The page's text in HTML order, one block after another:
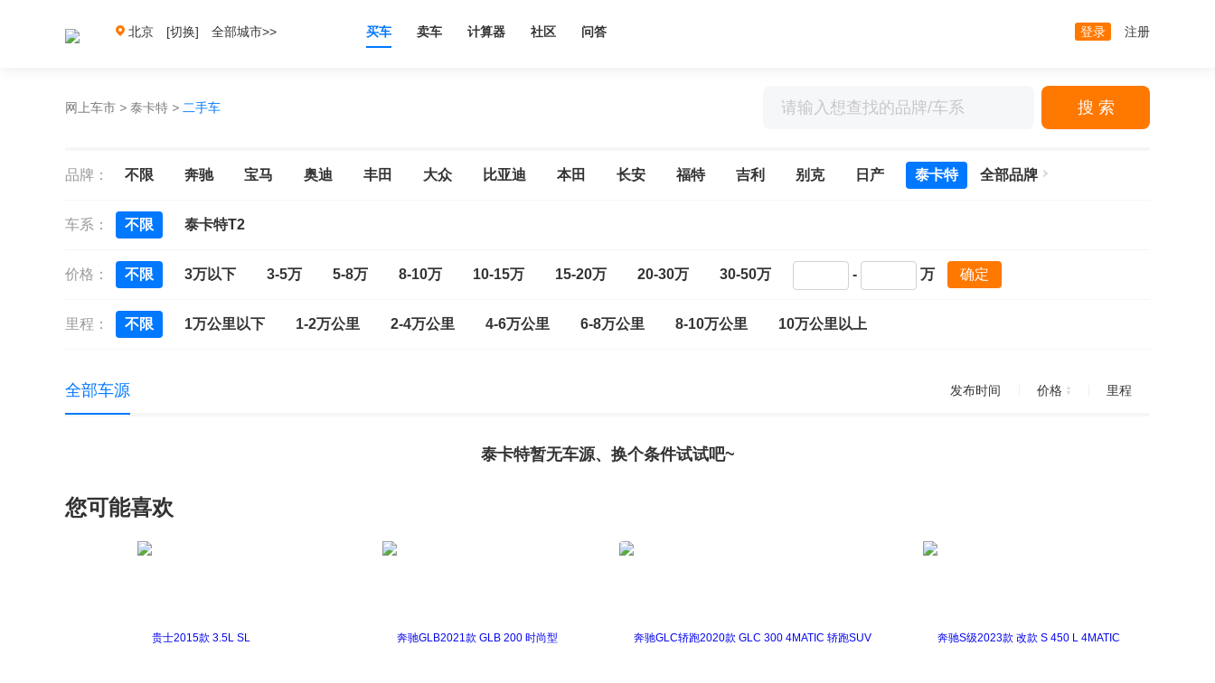
北京 [切换] 全部城市>> 买车 卖车 计算器 社区 问答 登录 注册
网上车市 > 泰卡特 > 二手车 搜 索
品牌： 不限 奔驰 宝马 奥迪 丰田 大众 比亚迪 本田 长安 福特 吉利 别克 日产 泰卡特 全部品牌
车系： 不限 泰卡特T2
价格： 不限 3万以下 3-5万 5-8万 8-10万 10-15万 15-20万 20-30万 30-50万 - 万 确定
里程： 不限 1万公里以下 1-2万公里 2-4万公里 4-6万公里 6-8万公里 8-10万公里 10万公里以上
全部车源 发布时间 价格 里程
泰卡特暂无车源、换个条件试试吧~
您可能喜欢